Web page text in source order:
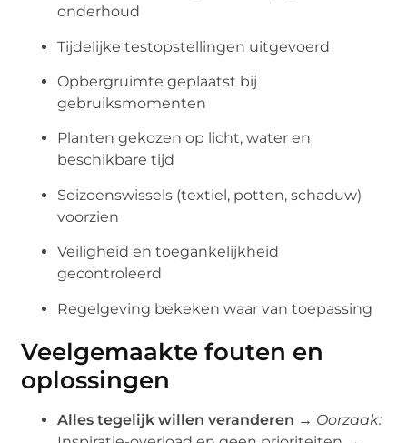
onderhoud
Tijdelijke testopstellingen uitgevoerd
Opbergruimte geplaatst bij
gebruiksmomenten
Planten gekozen op licht, water en
beschikbare tijd
Seizoenswissels (textiel, potten, schaduw)
voorzien
Veiligheid en toegankelijkheid
gecontroleerd
Regelgeving bekeken waar van toepassing
Veelgemaakte fouten en
oplossingen
Alles tegelijk willen veranderen → Oorzaak: